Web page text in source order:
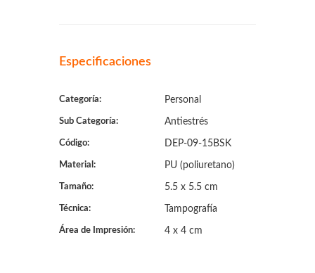
Especificaciones
Categoría: Personal
Sub Categoría: Antiestrés
Código: DEP-09-15BSK
Material: PU (poliuretano)
Tamaño: 5.5 x 5.5 cm
Técnica: Tampografía
Área de Impresión: 4 x 4 cm